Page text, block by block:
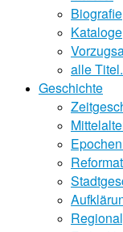
Biografie
Kataloge
alle
Geschichte